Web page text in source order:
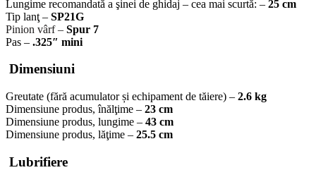
Lungime recomandată a şinei de ghidaj – cea mai scurtă: – 25 cm
Tip lanţ – SP21G
Pinion vârf – Spur 7
Pas – .325″ mini
Dimensiuni
Greutate (fără acumulator și echipament de tăiere) – 2.6 kg
Dimensiune produs, înălţime – 23 cm
Dimensiune produs, lungime – 43 cm
Dimensiune produs, lăţime – 25.5 cm
Lubrifiere